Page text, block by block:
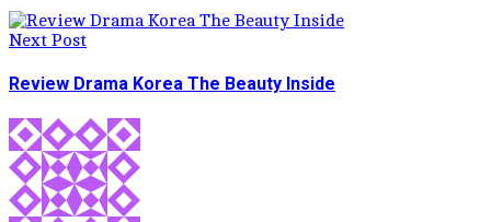
Next Post
Review Drama Korea The Beauty Inside